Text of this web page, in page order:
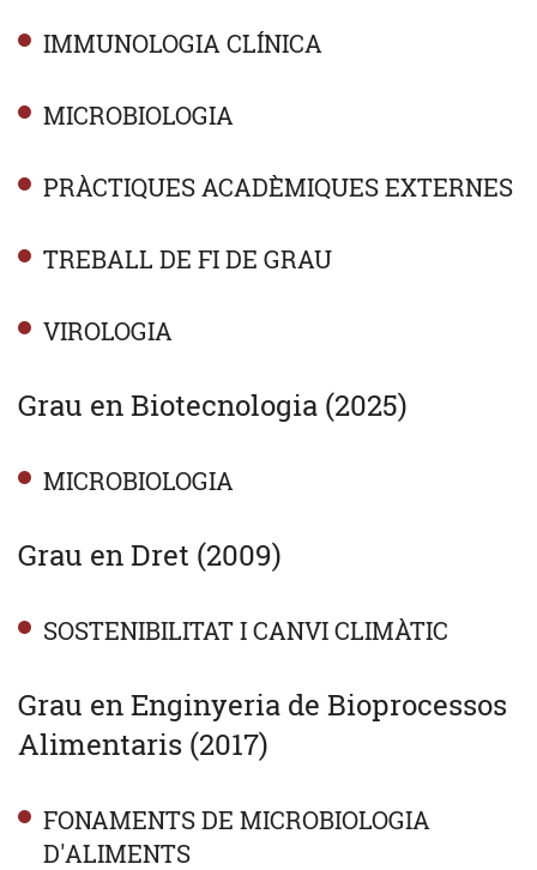
IMMUNOLOGIA CLÍNICA
MICROBIOLOGIA
PRÀCTIQUES ACADÈMIQUES EXTERNES
TREBALL DE FI DE GRAU
VIROLOGIA
Grau en Biotecnologia (2025)
MICROBIOLOGIA
Grau en Dret (2009)
SOSTENIBILITAT I CANVI CLIMÀTIC
Grau en Enginyeria de Bioprocessos
Alimentaris (2017)
FONAMENTS DE MICROBIOLOGIA
D'ALIMENTS